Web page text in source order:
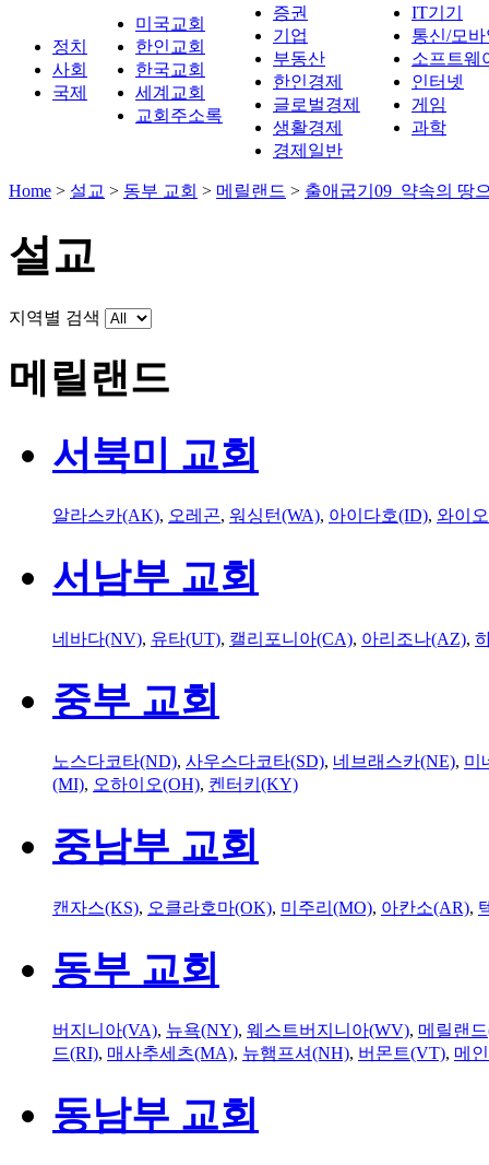
정치
사회
국제
미국교회
한인교회
한국교회
세계교회
교회주소록
증권
기업
부동산
한인경제
글로벌경제
생활경제
경제일반
IT기기
통신/모
소프트웨
인터넷
게임
과학
Home > 설교 > 동부 교회 > 메릴랜드 > 출애굽기09_약속의 땅
설교
지역별 검색
메릴랜드
서북미 교회
알라스카(AK), 오레곤, 워싱턴(WA), 아이다호(ID), 와이
서남부 교회
네바다(NV), 유타(UT), 캘리포니아(CA), 아리조나(AZ),
중부 교회
노스다코타(ND), 사우스다코타(SD), 네브래스카(NE), 미
(MI), 오하이오(OH), 켄터키(KY)
중남부 교회
캔자스(KS), 오클라호마(OK), 미주리(MO), 아칸소(AR),
동부 교회
버지니아(VA), 뉴욕(NY), 웨스트버지니아(WV), 메릴랜
드(RI), 매사추세츠(MA), 뉴햄프셔(NH), 버몬트(VT), 메
동남부 교회